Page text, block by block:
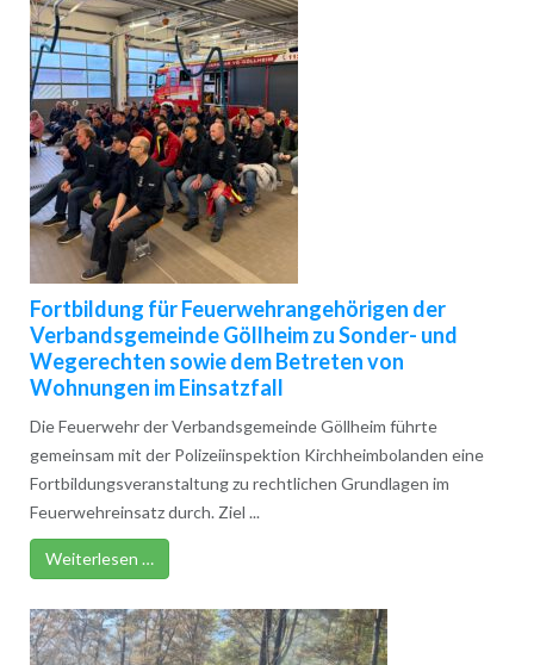
Fortbildung für Feuerwehrangehörigen der
Verbandsgemeinde Göllheim zu Sonder- und
Wegerechten sowie dem Betreten von
Wohnungen im Einsatzfall
Die Feuerwehr der Verbandsgemeinde Göllheim führte
gemeinsam mit der Polizeiinspektion Kirchheimbolanden eine
Fortbildungsveranstaltung zu rechtlichen Grundlagen im
Feuerwehreinsatz durch. Ziel ...
Weiterlesen …